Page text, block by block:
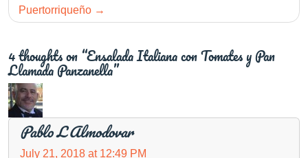
Puertorriqueño
4 thoughts on “Ensalada Italiana con Tomates y Pan
Llamada Panzanella”
Pablo L Almodovar
July 21, 2018 at 12:49 PM